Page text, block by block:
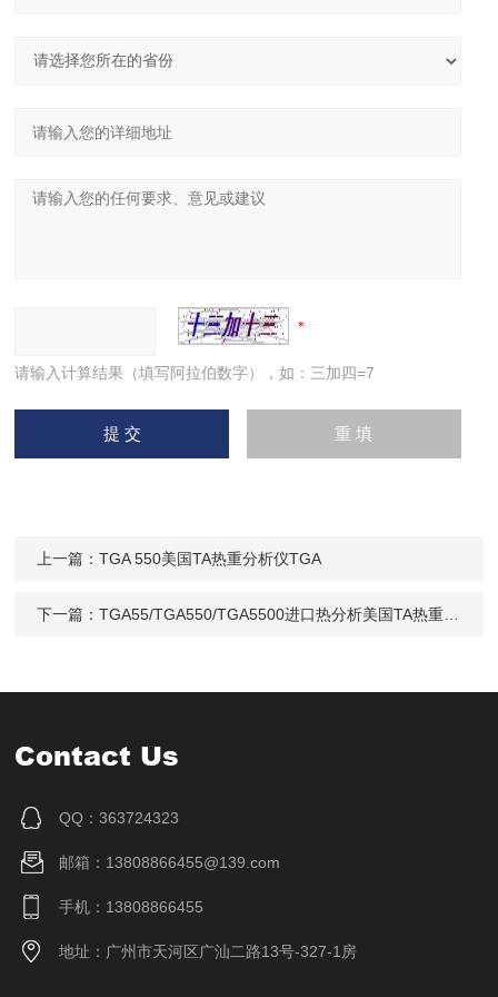
请输入计算结果（填写阿拉伯数字），如：三加四=7
上一篇：TGA 550美国TA热重分析仪TGA
下一篇：TGA55/TGA550/TGA5500进口热分析美国TA热重分析仪TGA
Contact Us
QQ：363724323
邮箱：13808866455@139.com
手机：13808866455
地址：广州市天河区广汕二路13号-327-1房